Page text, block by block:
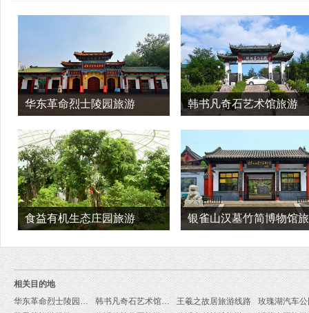
华东革命烈士陵园旅游 韩书凡奇石艺术馆旅游
食益有机生态庄园旅游 银雀山汉墓竹简博物馆
相关目的地
华东革命烈士陵园旅游线路
韩书凡奇石艺术馆旅游线路
王羲之故居旅游线路